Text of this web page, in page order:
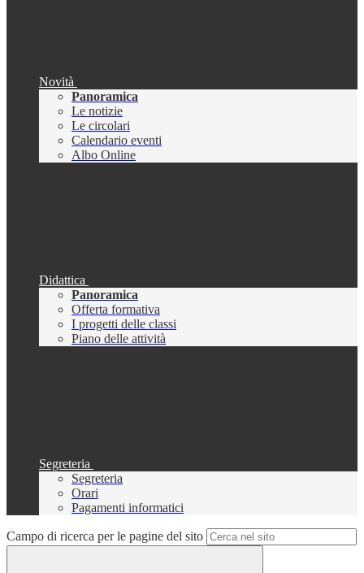
Novità
Panoramica
Le notizie
Le circolari
Calendario eventi
Albo Online
Didattica
Panoramica
Offerta formativa
I progetti delle classi
Piano delle attività
Segreteria
Segreteria
Orari
Pagamenti informatici
Campo di ricerca per le pagine del sito